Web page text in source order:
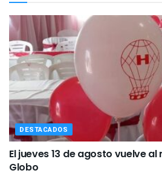
DESTACADOS
El jueves 13 de agosto vuelve
Globo